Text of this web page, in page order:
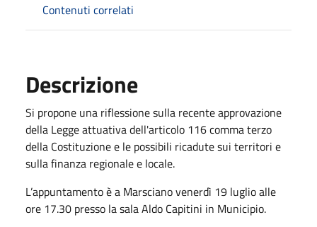
Contenuti correlati
Descrizione
Si propone una riflessione sulla recente approvazione
della Legge attuativa dell'articolo 116 comma terzo
della Costituzione e le possibili ricadute sui territori e
sulla finanza regionale e locale.
L’appuntamento è a Marsciano venerdì 19 luglio alle
ore 17.30 presso la sala Aldo Capitini in Municipio.